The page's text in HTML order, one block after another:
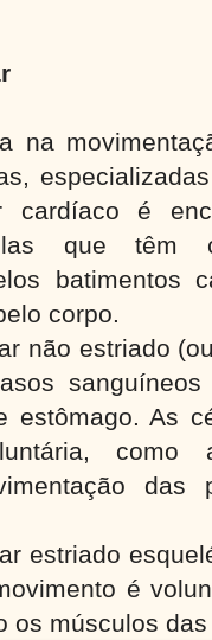
na
cardíaco é
que têm
batimentos
corpo.
não estriado
estômago. As
como
das
estriado
é
os músculos